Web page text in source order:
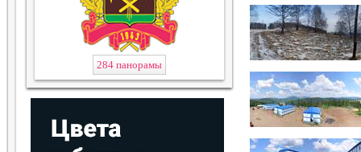
284 панорамы